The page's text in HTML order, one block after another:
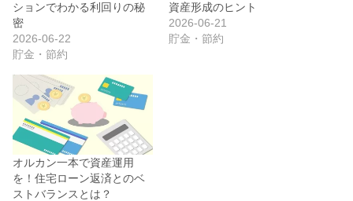
ションでわかる利回りの秘
密
2026-06-22
貯金・節約
資産形成のヒント
2026-06-21
貯金・節約
オルカン一本で資産運用
を！住宅ローン返済とのベ
ストバランスとは？